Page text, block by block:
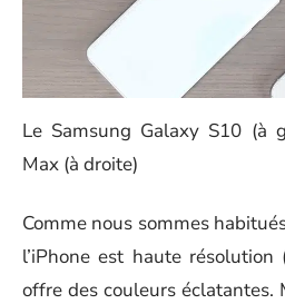
Le Samsung Galaxy S10 (à
Max (à droite)
Comme nous sommes
l’iPhone est haute
offre des couleurs éclatantes.